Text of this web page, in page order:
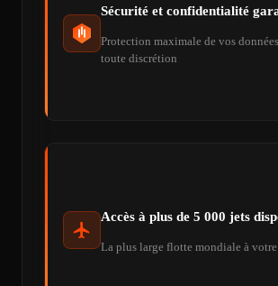
Sécurité et confidentialité
Protection maximale de vos
toute discrétion
Accès à plus de 5 000 jets
La plus large flotte mondiale à